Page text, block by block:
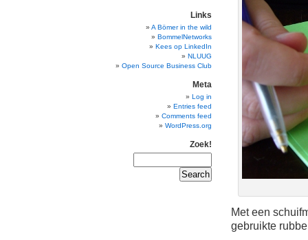
Met een
gebruikte
Links
A Bömer in the wild
BommelNetworks
Kees op LinkedIn
NLUUG
Open Source Business Club
Meta
Log in
Entries feed
Comments feed
WordPress.org
Zoek!